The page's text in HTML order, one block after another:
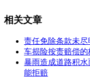
相关文章
责任免除条款未
车损险按责赔偿
暴雨造成道路积
能拒赔